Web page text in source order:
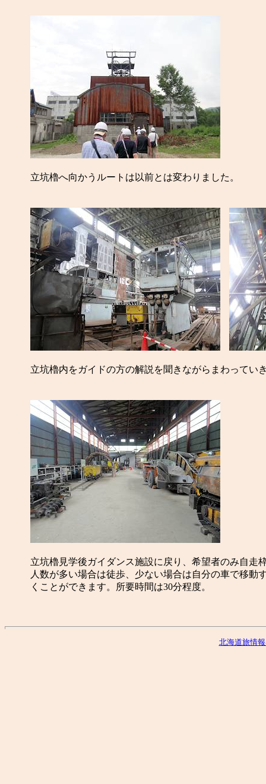
立坑櫓へ向かうルートは以前とは変わりました。
立坑櫓内をガイドの方の解説を聞きながらまわってい
立坑櫓見学後ガイダンス施設に戻り、希望者のみ自走
人数が多い場合は徒歩、少ない場合は自分の車で移
くことができます。所要時間は30分程度。
北海道旅情